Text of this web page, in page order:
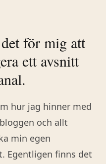
för mig att
ett avsnitt
hur jag hinner med
och allt
min egen
Egentligen finns det